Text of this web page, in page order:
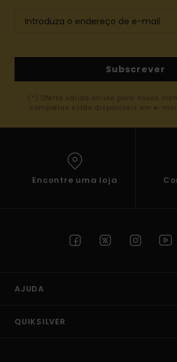
Subscrever
(*) Oferta válida online para novos
completas estão disponíveis em e-
Encontre uma loja
AJUDA
QUIKSILVER